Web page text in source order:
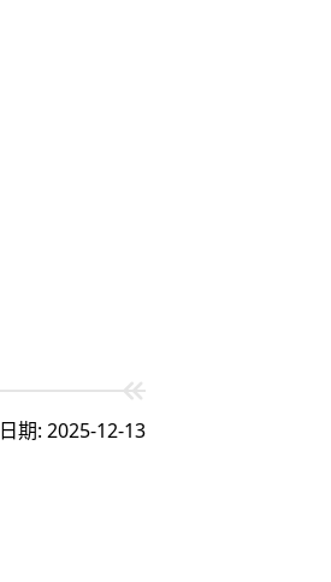
日期: 2025-12-13